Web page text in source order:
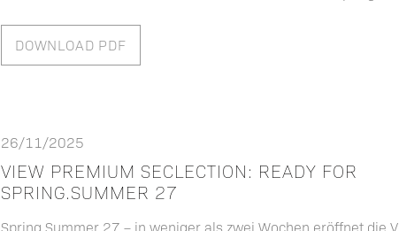
DOWNLOAD PDF
26/11/2025
VIEW PREMIUM SECLECTION: READY FOR
SPRING.SUMMER 27
Spring.Summer 27 – in weniger als zwei Wochen eröffnet die